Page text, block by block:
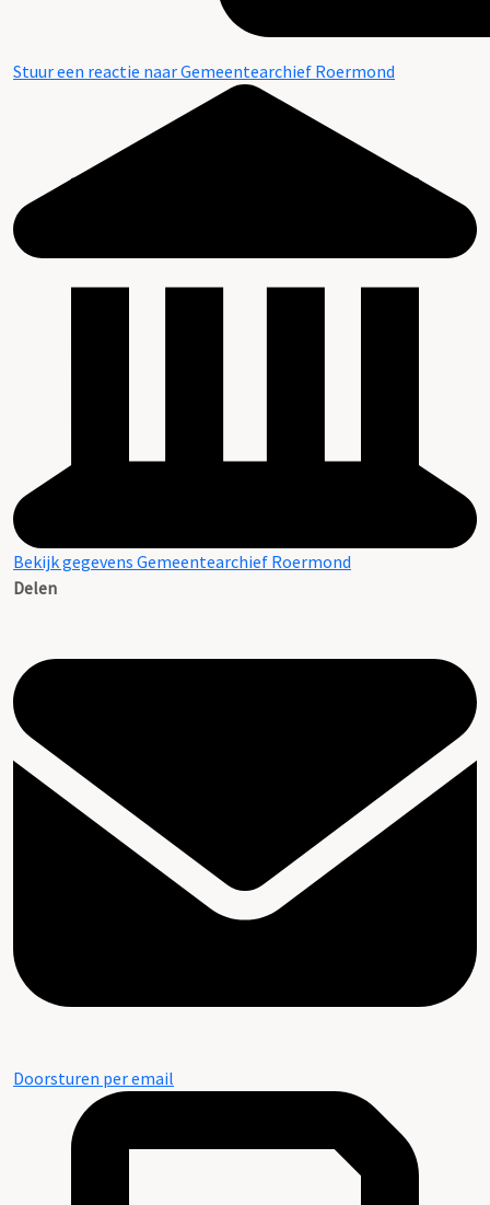
Stuur een reactie naar Gemeentearchief Roermond
Bekijk gegevens Gemeentearchief Roermond
Delen
Doorsturen per email